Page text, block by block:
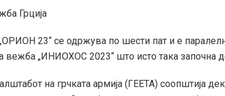
Грција
23“ се одржува по шести пат и е
вежба „ИНИОХОС 2023“ што исто така започна
на грчката армија (ГЕЕТА) соопштија